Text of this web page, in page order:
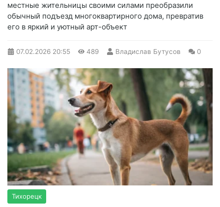
местные жительницы своими силами преобразили
обычный подъезд многоквартирного дома, превратив
его в яркий и уютный арт-объект
07.02.2026 20:55 489 Владислав Бутусов 0
Тихорецк